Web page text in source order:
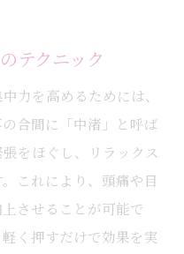
テクニック
力を高めるためには、
合間に「中渚」と呼ば
をほぐし、リラックス
これにより、頭痛や目
させることが可能で
く押すだけで効果を実